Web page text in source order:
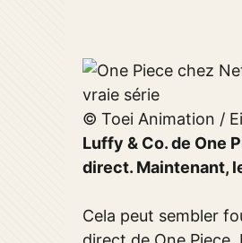
© Toei Animation /
Luffy & Co. de One
direct. Maintenant,
Cela peut sembler